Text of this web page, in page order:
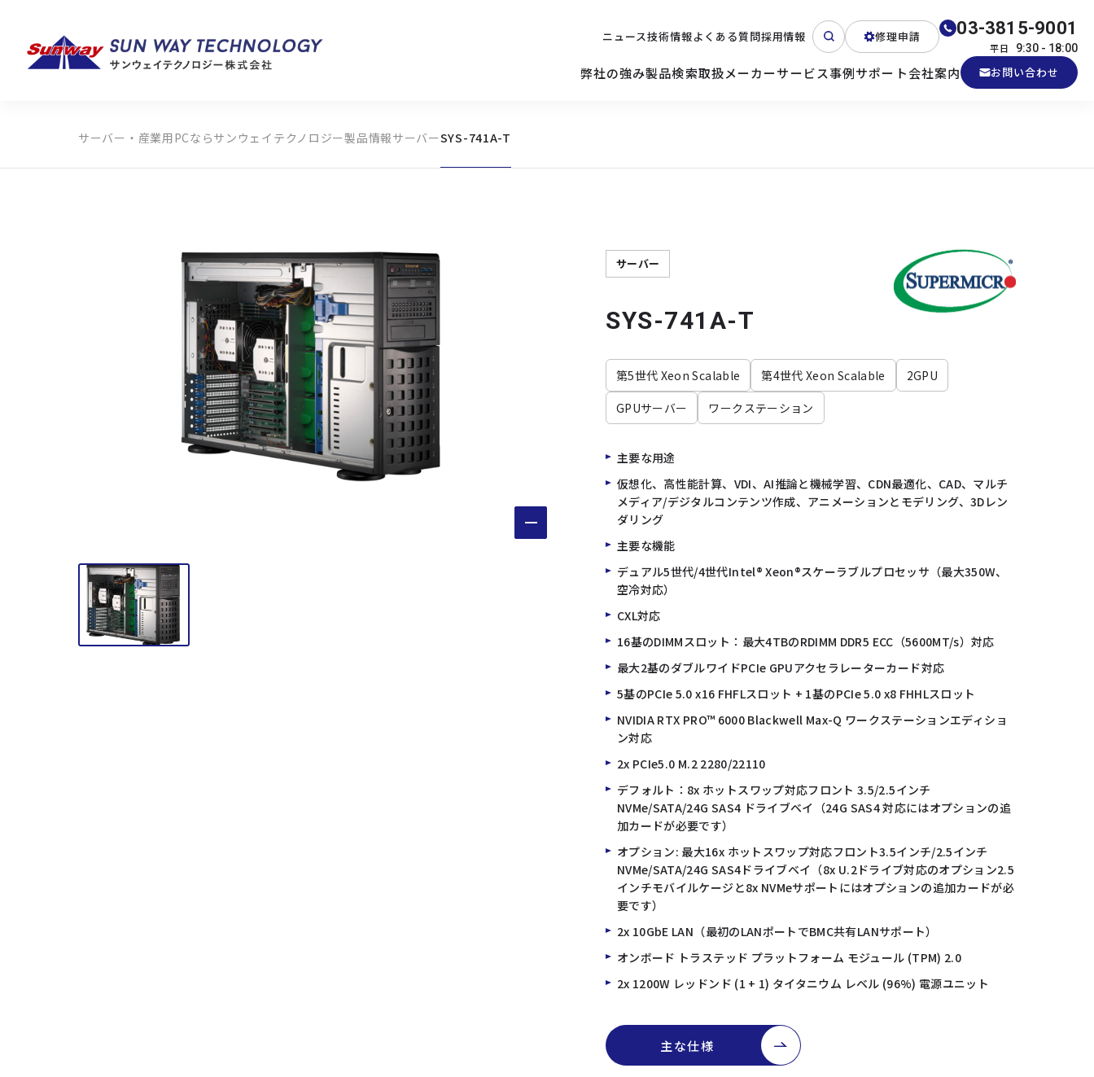
ニュース技術情報よくある質問採用情報 修理申請 03-3815-9001
平日 9:30 - 18:00
弊社の強み製品検索
製品カテゴリから探す
メーカーから探す
サーバー 産業用PC
取扱メーカーサービス
キッティング
事例サポート
ご購入を検討されている方へ
会社案内 お問い合わせ
サーバー・産業用PCならサンウェイテクノロジー製品情報サーバーSYS-741A-T
サーバー
SYS-741A-T
第5世代 Xeon Scalable 第4世代 Xeon Scalable
2GPU
GPUサーバー
ワークステーション
主要な用途
仮想化、高性能計算、VDI、AI推論と機械学習、CDN最適化、CAD、マルチ
メディア/デジタルコンテンツ作成、アニメーションとモデリング、3Dレン
ダリング
主要な機能
デュアル5世代/4世代Intel® Xeon®スケーラブルプロセッサ（最大350W、
空冷対応）
CXL対応
16基のDIMMスロット：最大4TBのRDIMM DDR5 ECC（5600MT/s）対応
最大2基のダブルワイドPCIe GPUアクセラレーターカード対応
5基のPCIe 5.0 x16 FHFLスロット + 1基のPCIe 5.0 x8 FHHLスロット
NVIDIA RTX PRO™ 6000 Blackwell Max-Q ワークステーションエディショ
ン対応
2x PCIe5.0 M.2 2280/22110
デフォルト：8x ホットスワップ対応フロント 3.5/2.5インチ
NVMe/SATA/24G SAS4 ドライブベイ（24G SAS4 対応にはオプションの追
加カードが必要です）
オプション: 最大16x ホットスワップ対応フロント3.5インチ/2.5インチ
NVMe/SATA/24G SAS4ドライブベイ（8x U.2ドライブ対応のオプション2.5
インチモバイルケージと8x NVMeサポートにはオプションの追加カードが必
要です）
2x 10GbE LAN（最初のLANポートでBMC共有LANサポート）
オンボード トラステッド プラットフォーム モジュール (TPM) 2.0
2x 1200W レッドンド (1 + 1) タイタニウム レベル (96%) 電源ユニット
主な仕様